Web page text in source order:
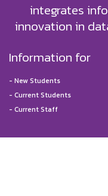
integrates
innovation in
Information for
- New Students
- Current Students
- Current Staff